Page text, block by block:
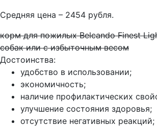
Средняя цена – 2454 рубля.
корм для пожилых Belcando Finest
собак или с избыточным весом
Достоинства:
удобство в использовании;
экономичность;
наличие профилактических
улучшение состояния здоровья;
отсутствие негативных реакций;